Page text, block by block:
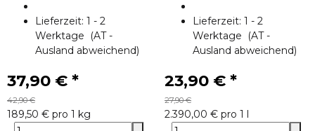
Lieferzeit: 1 - 2
Werktage
(AT -
Ausland abweichend)
37,90 € *
42,90 €
189,50 € pro 1 kg
Lieferzeit: 1 - 2
Werktage
(AT -
Ausland abweichend)
23,90 € *
27,90 €
2.390,00 € pro 1 l